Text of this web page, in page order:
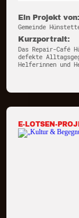
Ein Projekt von:
Gemeinde
Kurzportrait:
Das Repair-
defekte
Helferinnen und
E-LOTSEN-